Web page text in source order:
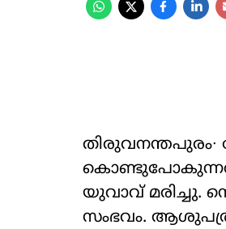
യുവാവ് മരിച്ചു.
സംഭവം.